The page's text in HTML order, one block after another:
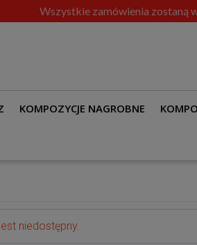
Wszystkie zamówienia zostaną
KOMPOZYCJE NAGROBNE
niedostępny.